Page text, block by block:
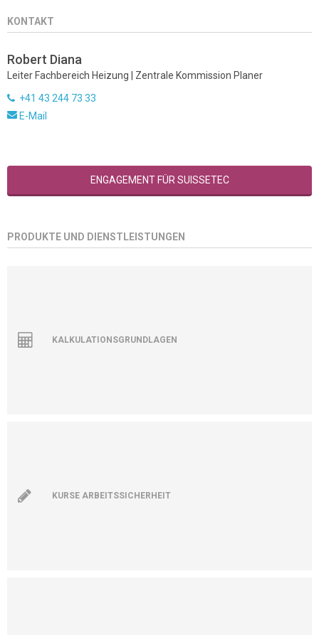
KONTAKT
Robert Diana
Leiter Fachbereich Heizung | Zentrale Kommission Planer
+41 43 244 73 33
E-Mail
ENGAGEMENT FÜR SUISSETEC
PRODUKTE UND DIENSTLEISTUNGEN
KALKULATIONSGRUNDLAGEN
KURSE ARBEITSSICHERHEIT